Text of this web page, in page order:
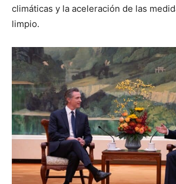
climáticas y la aceleración de las
limpio.